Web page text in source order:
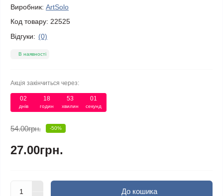
Виробник: ArtSolo
Код товару: 22525
Відгуки: (0)
В наявності
Акція закінчиться через:
02
днів
18
годин
53
хвилин
01
секунд
54.00грн. -50%
27.00грн.
До кошика